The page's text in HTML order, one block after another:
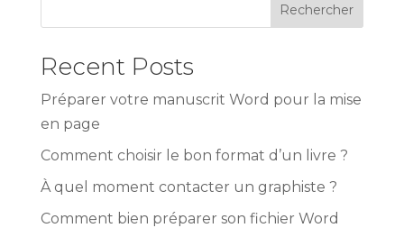
Rechercher
Recent Posts
Préparer votre manuscrit Word pour la mise
en page
Comment choisir le bon format d’un livre ?
À quel moment contacter un graphiste ?
Comment bien préparer son fichier Word